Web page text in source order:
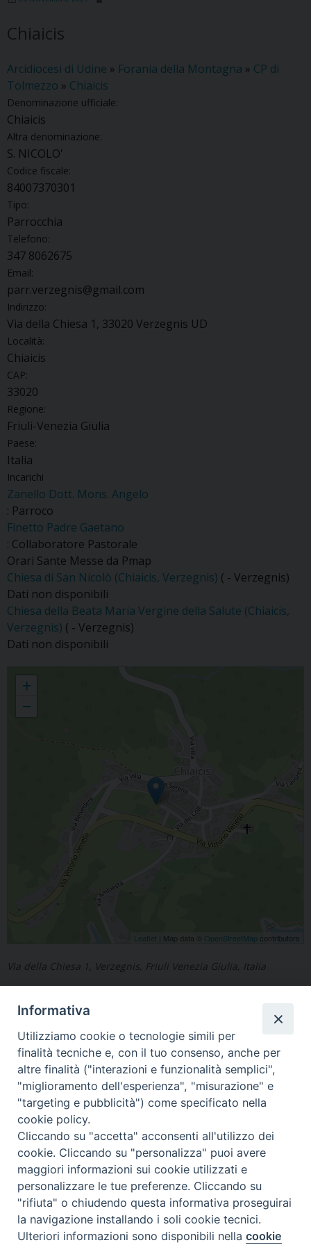
Chiaicis
Arcidiocesi di Udine » Forania della Montagna » CP di
Tolmezzo » Chiaicis
Denominazione ufficiale:
Chiaicis
Altra denominazione:
S. NICOLO'
Codice fiscale:
84007370301
Tipo:
Parrocchia
Telefono:
347 8062675
Email:
parr.verzegnis@gmail.com
Indirizzo:
Via della Chiesa 1, 33020 Verzegnis UD
Località:
Chiaicis
CAP:
33020
Regione:
Friuli-Venezia Giulia
Paese:
Italia
Incarichi
Zanello Dott. Mons. Angelo
: Parroco
Finetto Padre Gaetano
: Collaboratore Pastorale
Orari Sante Messe da Pmap
Chiesa di San Nicolò (Chiaicis, Verzegnis) ( - Verzegnis)
Dati non disponibili
Chiesa della Beata Maria Vergine della Salute (Chiaicis,
Verzegnis) ( - Verzegnis)
Dati non disponibili
+
−
Leaflet | Map data © OpenStreetMap contributors
Via della Chiesa 1, Verzegnis, Friuli Venezia Giulia, Italia
Canussio Sappada
Copyright © Arcidiocesi di Udine 2018
Piazza Patriarcato, 1 - 33100 Udine (UD) Tel. 0432.414.511 - Fax
0432.511.838 C.F. 80013900305
Preferenze Cookie
Informativa
Utilizziamo cookie o tecnologie simili per
finalità tecniche e, con il tuo consenso, anche per
altre finalità ("interazioni e funzionalità semplici",
"miglioramento dell'esperienza", "misurazione" e
"targeting e pubblicità") come specificato nella
cookie policy.
Cliccando su "accetta" acconsenti all'utilizzo dei
cookie. Cliccando su "personalizza" puoi avere
maggiori informazioni sui cookie utilizzati e
personalizzare le tue preferenze. Cliccando su
"rifiuta" o chiudendo questa informativa proseguirai
la navigazione installando i soli cookie tecnici.
Ulteriori informazioni sono disponibili nellacookie